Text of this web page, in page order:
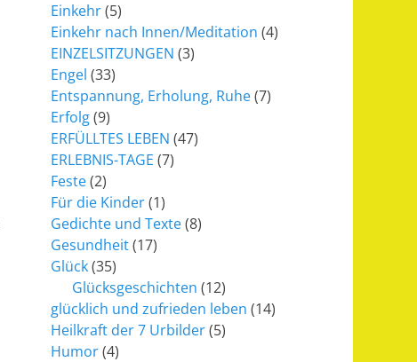
Einkehr(5)
Einkehr nach Innen/Meditation (4)
EINZELSITZUNGEN (3)
Engel (33)
Entspannung, Erholung, Ruhe(7)
Erfolg(9)
ERFÜLLTES LEBEN (47)
ERLEBNIS-TAGE (7)
Feste(2)
Für die Kinder(1)
Gedichte und Texte(8)
Gesundheit(17)
Glück(35)
Glücksgeschichten (12)
glücklich und zufrieden leben (14)
Heilkraft der 7 Urbilder(5)
Humor(4)